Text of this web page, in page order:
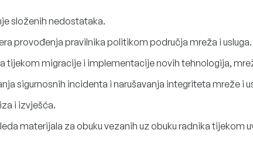
složenih nedostataka.
provođenja pravilnika politikom područja mreža i usluga.
tijekom migracije i implementacije novih tehnologija,
sigurnosnih incidenta i narušavanja integriteta mreže i
i izvješća.
materijala za obuku vezanih uz obuku radnika tijekom